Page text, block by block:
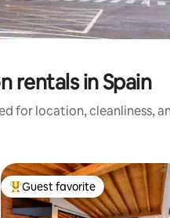
rentals in Spain
for location, cleanliness,
Top guest favorite
Guest favorite